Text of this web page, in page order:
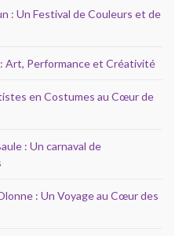
: Un Festival de Couleurs et de
Art, Performance et Créativité
en Costumes au Cœur de
: Un carnaval de
: Un Voyage au Cœur des